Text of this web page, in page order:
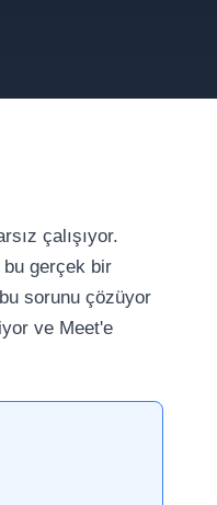
çalışıyor.
bu gerçek bir
sorunu çözüyor
ve Meet'e